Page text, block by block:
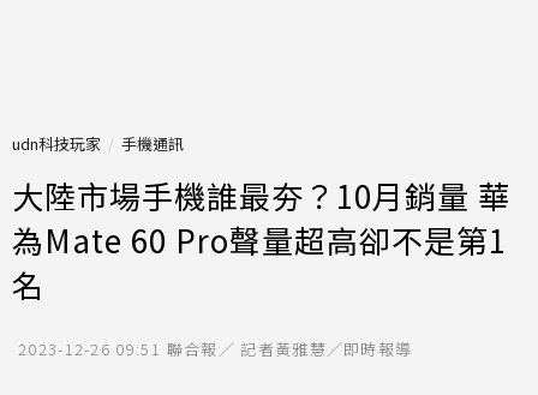
udn科技玩家 手機通訊
大陸市場手機誰最夯？10月銷量 華
為Mate 60 Pro聲量超高卻不是第1
名
2023-12-26 09:51 聯合報／ 記者黃雅慧／即時報導